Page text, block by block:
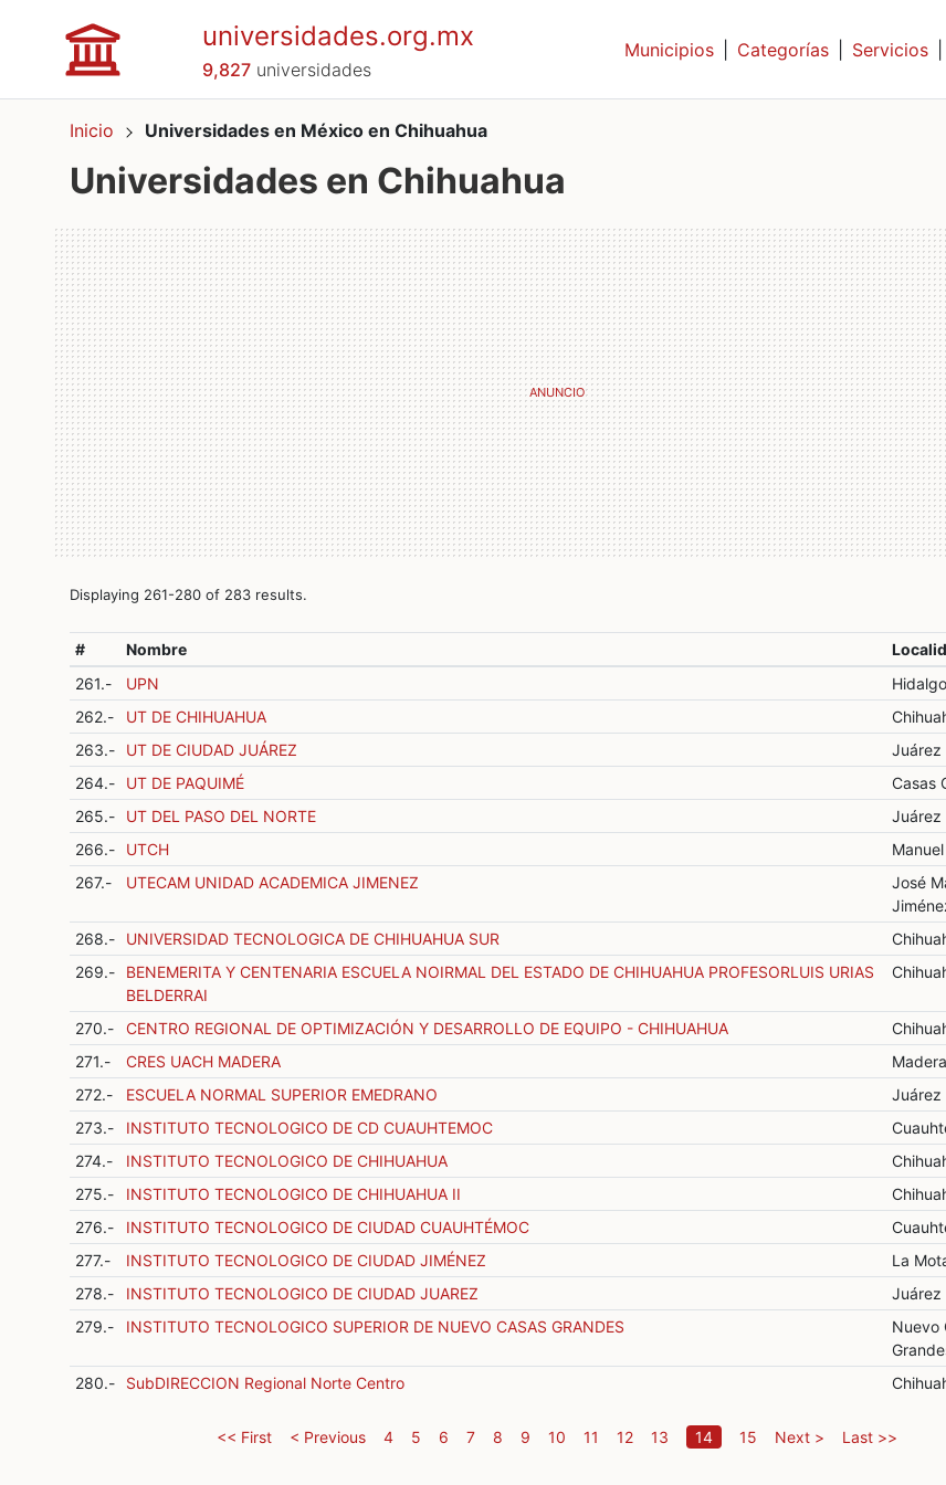
universidades.org.mx
9,827universidades
Municipios Categorías Servicios
Inicio Universidades en México en Chihuahua
Universidades en Chihuahua
Displaying 261-280 of 283 results.
# Nombre
261.-
UPN
262.-
UT DE CHIHUAHUA
263.-
UT DE CIUDAD JUÁREZ
Juárez
264.-
UT DE PAQUIMÉ
Casas
265.-
UT DEL PASO DEL NORTE
Juárez
266.-
UTCH
267.-
UTECAM UNIDAD ACADEMICA JIMENEZ
José
268.-
UNIVERSIDAD TECNOLOGICA DE CHIHUAHUA SUR
269.-
BENEMERITA Y CENTENARIA ESCUELA NOIRMAL DEL ESTADO DE CHIHUAHUA PROFESORLUIS URIAS
BELDERRAI
270.- CENTRO REGIONAL DE OPTIMIZACIÓN Y DESARROLLO DE EQUIPO - CHIHUAHUA
271.-
CRES UACH MADERA
Madera
272.-
ESCUELA NORMAL SUPERIOR EMEDRANO
Juárez
273.-
INSTITUTO TECNOLOGICO DE CD CUAUHTEMOC
274.-
INSTITUTO TECNOLOGICO DE CHIHUAHUA
275.-
INSTITUTO TECNOLOGICO DE CHIHUAHUA II
276.-
INSTITUTO TECNOLOGICO DE CIUDAD CUAUHTÉMOC
277.-
INSTITUTO TECNOLOGICO DE CIUDAD JIMÉNEZ
La
278.-
INSTITUTO TECNOLOGICO DE CIUDAD JUAREZ
Juárez
279.-
INSTITUTO TECNOLOGICO SUPERIOR DE NUEVO CASAS GRANDES
Nuevo
280.-
SubDIRECCION Regional Norte Centro
<< First < Previous 4 5 6 7 8 9 10 11 12 13 14(current)
15 Next > Last >>